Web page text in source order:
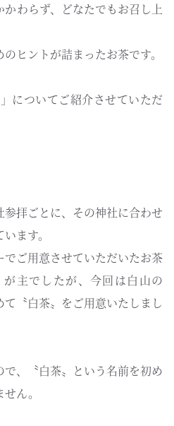
わらず、どなたでもお召し上
ヒントが詰まったお茶です。
についてご紹介させていただ
参拝ごとに、その神社に合わせ
ます。
でご用意させていただいたお茶
主でしたが、今回は白山の
て〝白茶〟をご用意いたしまし
、〝白茶〟という名前を初め
ん。